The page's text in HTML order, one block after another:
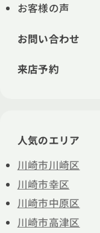
お客様の声
お問い合わせ
来店予約
人気のエリア
川崎市川崎区
川崎市幸区
川崎市中原区
川崎市高津区